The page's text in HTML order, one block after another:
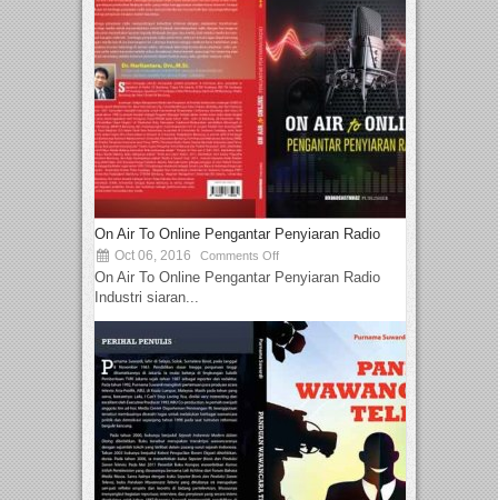
On Air To Online Pengantar Penyiaran Radio
Oct 06, 2016 Comments Off
On Air To Online Pengantar Penyiaran Radio
Industri siaran...